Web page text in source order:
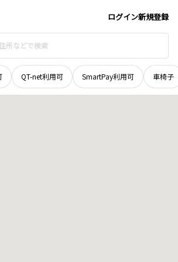
ログイン新規登録
QT-net利用可 SmartPay利用可 車椅子